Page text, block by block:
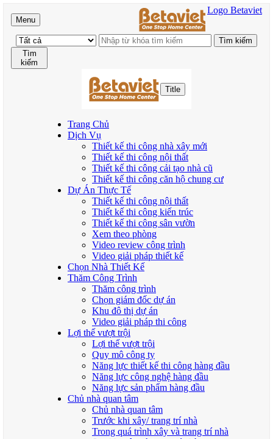
Menu
Logo Betaviet
Tìm
kiếm
Title
Trang Chủ
Dịch Vụ
Thiết kế thi công nhà xây mới
Thiết kế thi công nội thất
Thiết kế thi công cải tạo nhà cũ
Thiết kế thi công căn hộ chung cư
Dự Án Thực Tế
Thiết kế thi công nội thất
Thiết kế thi công kiến trúc
Thiết kế thi công sân vườn
Xem theo phòng
Video review công trình
Video giải pháp thiết kế
Chọn Nhà Thiết Kế
Thăm Công Trình
Thăm công trình
Chọn giám đốc dự án
Khu đô thị dự án
Video giải pháp thi công
Lợi thế vượt trội
Lợi thế vượt trội
Quy mô công ty
Năng lực thiết kế thi công hàng đầu
Năng lực công nghệ hàng đầu
Năng lực sản phẩm hàng đầu
Chủ nhà quan tâm
Chủ nhà quan tâm
Trước khi xây/ trang trí nhà
Trong quá trình xây và trang trí nhà